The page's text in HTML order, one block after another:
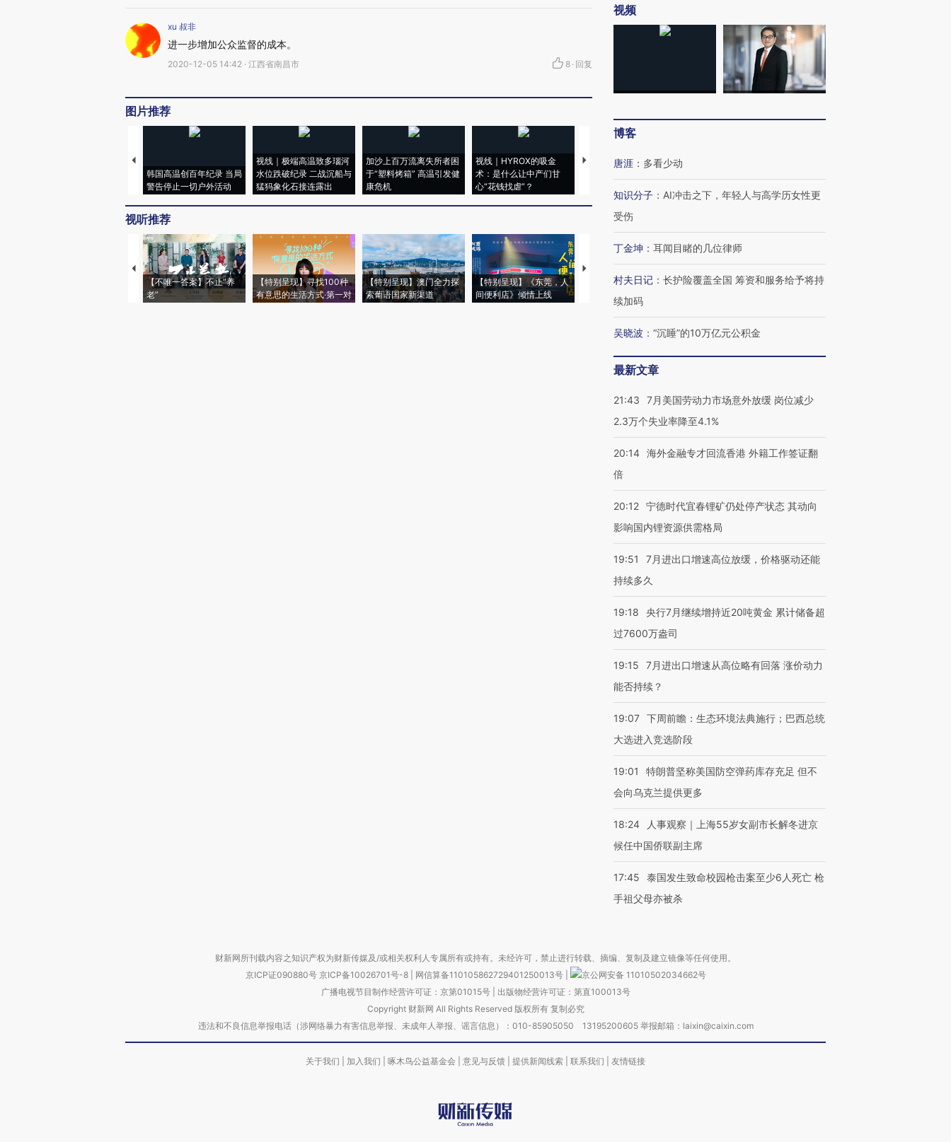
xu 叔非
进一步增加公众监督的成本。
2020-12-05 14:42 · 江西省南昌市 8 · 回复
图片推荐
韩国高温创百年纪录 当局
警告停止一切户外活动
视线｜极端高温致多瑙河
水位跌破纪录 二战沉船与
猛犸象化石接连露出
加沙上百万流离失所者困
于“塑料烤箱” 高温引发健
康危机
视线｜HYROX的吸金
术：是什么让中产们甘
心“花钱找虐”？
马航飞行员跨国走私7万
视听推荐
【不唯一答案】不止“养
老”
【特别呈现】寻找100种
有意思的生活方式·第一对
【特别呈现】澳门全力探
索葡语国家新渠道
【特别呈现】《东莞，人
间便利店》倾情上线
【推广】走进第四届链博
会，让数智科技“链”接产
【特别呈现】寻找100种
CFO：不靠规模取胜，华
视频
博客
唐涯 ： 多看少动
知识分子 ： AI冲击之下，年轻人与高学历女性更
受伤
丁金坤 ： 耳闻目睹的几位律师
村夫日记 ： 长护险覆盖全国 筹资和服务给予将持
续加码
吴晓波 ： “沉睡”的10万亿元公积金
最新文章
21:43
7月美国劳动力市场意外放缓 岗位减少
2.3万个失业率降至4.1%
20:14 海外金融专才回流香港 外籍工作签证翻
倍
20:12 宁德时代宜春锂矿仍处停产状态 其动向
影响国内锂资源供需格局
19:51
7月进出口增速高位放缓，价格驱动还能
持续多久
19:18
央行7月继续增持近20吨黄金 累计储备超
过7600万盎司
19:15
7月进出口增速从高位略有回落 涨价动力
能否持续？
19:07 下周前瞻：生态环境法典施行；巴西总统
大选进入竞选阶段
19:01
特朗普坚称美国防空弹药库存充足 但不
会向乌克兰提供更多
18:24
人事观察｜上海55岁女副市长解冬进京
候任中国侨联副主席
17:45
泰国发生致命校园枪击案至少6人死亡 枪
手祖父母亦被杀
财新网所刊载内容之知识产权为财新传媒及/或相关权利人专属所有或持有。未经许可，禁止进行转载、摘编、复制及建立镜像等任何使用。
京ICP证090880号 京ICP备10026701号-8 网信算备110105862729401250013号
京公网安备 11010502034662号
广播电视节目制作经营许可证：京第01015号| 出版物经营许可证：第直100013号
Copyright 财新网 All Rights Reserved 版权所有 复制必究
违法和不良信息举报电话（涉网络暴力有害信息举报、未成年人举报、谣言信息）：010-85905050 13195200605 举报邮箱：laixin@caixin.com
关于我们 加入我们 啄木鸟公益基金会 意见与反馈 提供新闻线索 联系我们 友情链接